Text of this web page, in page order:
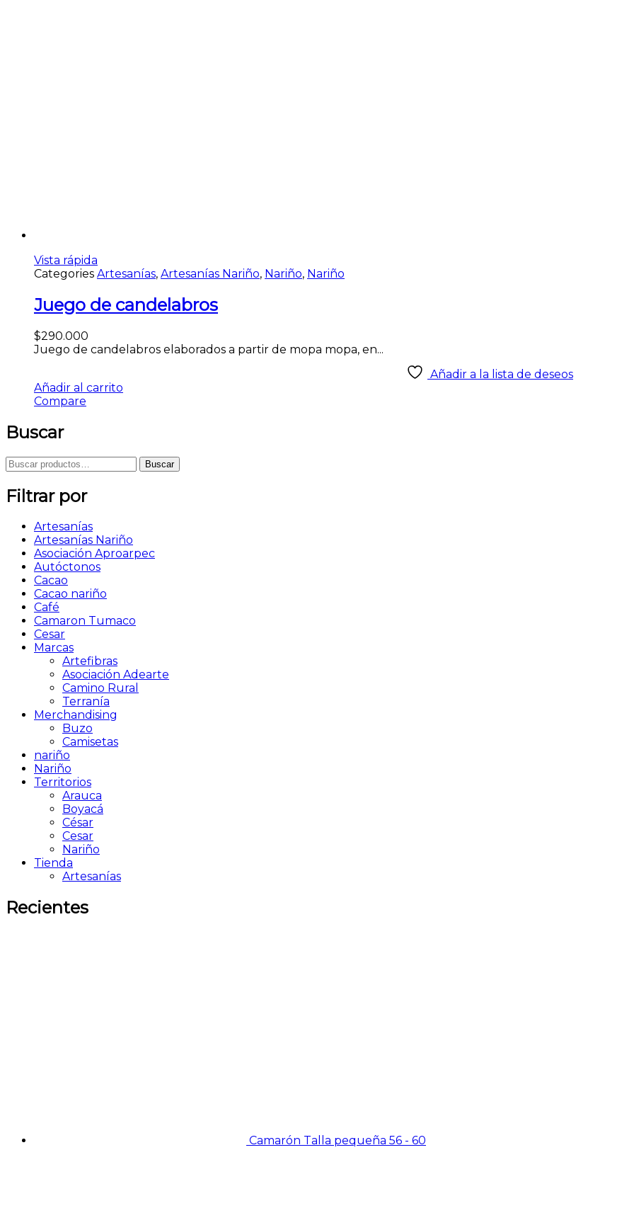
Vista rápida
Categories Artesanías, Artesanías Nariño, Nariño, Nariño
Juego de candelabros
$290.000
Juego de candelabros elaborados a partir de mopa mopa, en...
Añadir a la lista de deseos
Añadir al carrito
Compare
Buscar
Buscar
Filtrar por
Artesanías
Artesanías Nariño
Asociación Aproarpec
Autóctonos
Cacao
Cacao nariño
Café
Camaron Tumaco
Cesar
Marcas
Artefibras
Asociación Adearte
Camino Rural
Terranía
Merchandising
Buzo
Camisetas
nariño
Nariño
Territorios
Arauca
Boyacá
César
Cesar
Nariño
Tienda
Artesanías
Recientes
Camarón Talla pequeña 56 - 60